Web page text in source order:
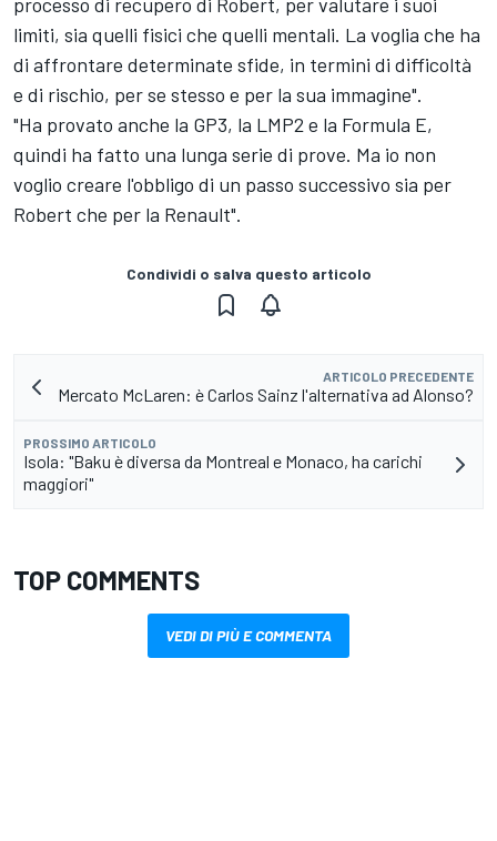
limiti, sia quelli fisici che quelli mentali. La voglia che ha
di affrontare determinate sfide, in termini di difficoltà
e di rischio, per se stesso e per la sua immagine".
"Ha provato anche la GP3, la LMP2 e la Formula E,
quindi ha fatto una lunga serie di prove. Ma io non
voglio creare l'obbligo di un passo successivo sia per
Robert che per la Renault".
Condividi o salva questo articolo
ARTICOLO PRECEDENTE
Mercato McLaren: è Carlos Sainz l'alternativa ad Alonso?
PROSSIMO ARTICOLO
Isola: "Baku è diversa da Montreal e Monaco, ha carichi
maggiori"
TOP COMMENTS
VEDI DI PIÙ E COMMENTA